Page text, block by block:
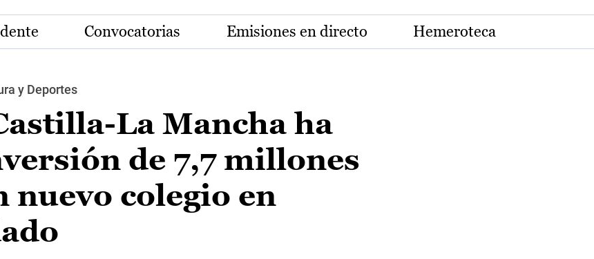
Convocatorias Emisiones en directo Hemeroteca
y Deportes
La Mancha ha
de 7,7 millones
nuevo colegio en